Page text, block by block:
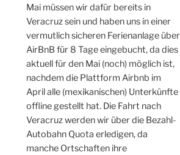
Mai müssen wir dafür bereits in
Veracruz sein und haben uns in einer
vermutlich sicheren Ferienanlage über
AirBnB für 8 Tage eingebucht, da dies
aktuell für den Mai (noch) möglich ist,
nachdem die Plattform Airbnb im
April alle (mexikanischen) Unterkünfte
offline gestellt hat. Die Fahrt nach
Veracruz werden wir über die Bezahl-
Autobahn Quota erledigen, da
manche Ortschaften ihre